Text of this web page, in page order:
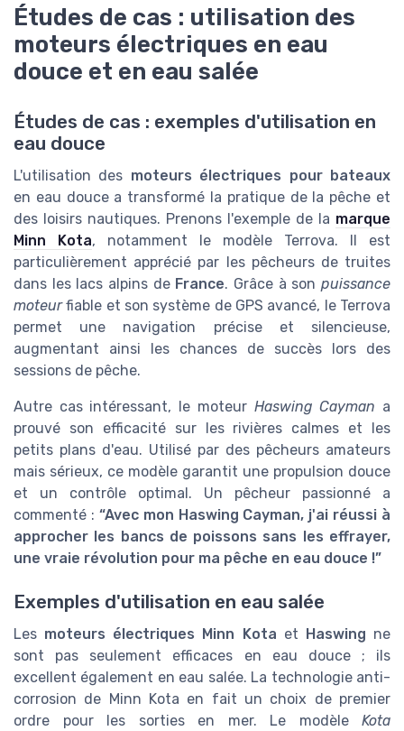
Études de cas : utilisation des
moteurs électriques en eau
douce et en eau salée
Études de cas : exemples d'utilisation en
eau douce
L'utilisation des moteurs électriques pour bateaux
en eau douce a transformé la pratique de la pêche et
des loisirs nautiques. Prenons l'exemple de la marque
Minn Kota, notamment le modèle Terrova. Il est
particulièrement apprécié par les pêcheurs de truites
dans les lacs alpins de France. Grâce à sonpuissance
moteurfiable et son système de GPS avancé, le Terrova
permet une navigation précise et silencieuse,
augmentant ainsi les chances de succès lors des
sessions de pêche.
Autre cas intéressant, le moteur Haswing Cayman a
prouvé son efficacité sur les rivières calmes et les
petits plans d'eau. Utilisé par des pêcheurs amateurs
mais sérieux, ce modèle garantit une propulsion douce
et un contrôle optimal. Un pêcheur passionné a
commenté : “Avec mon Haswing Cayman, j'ai réussi à
approcher les bancs de poissons sans les effrayer,
une vraie révolution pour ma pêche en eau douce !”
Exemples d'utilisation en eau salée
Les moteurs électriques Minn Kota et Haswing ne
sont pas seulement efficaces en eau douce ; ils
excellent également en eau salée. La technologie anti-
corrosion de Minn Kota en fait un choix de premier
ordre pour les sorties en mer. Le modèle Kota